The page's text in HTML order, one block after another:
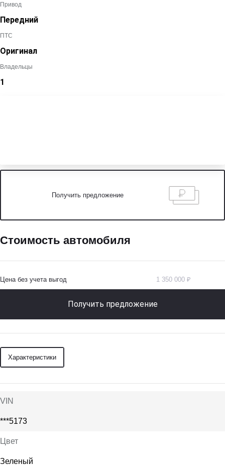
Привод
Передний
ПТС
Оригинал
Владельцы
1
Получить предложение
Стоимость автомобиля
Цена без учета выгод 1 350 000 ₽
Получить предложение
Характеристики
VIN
***5173
Цвет
Зеленый